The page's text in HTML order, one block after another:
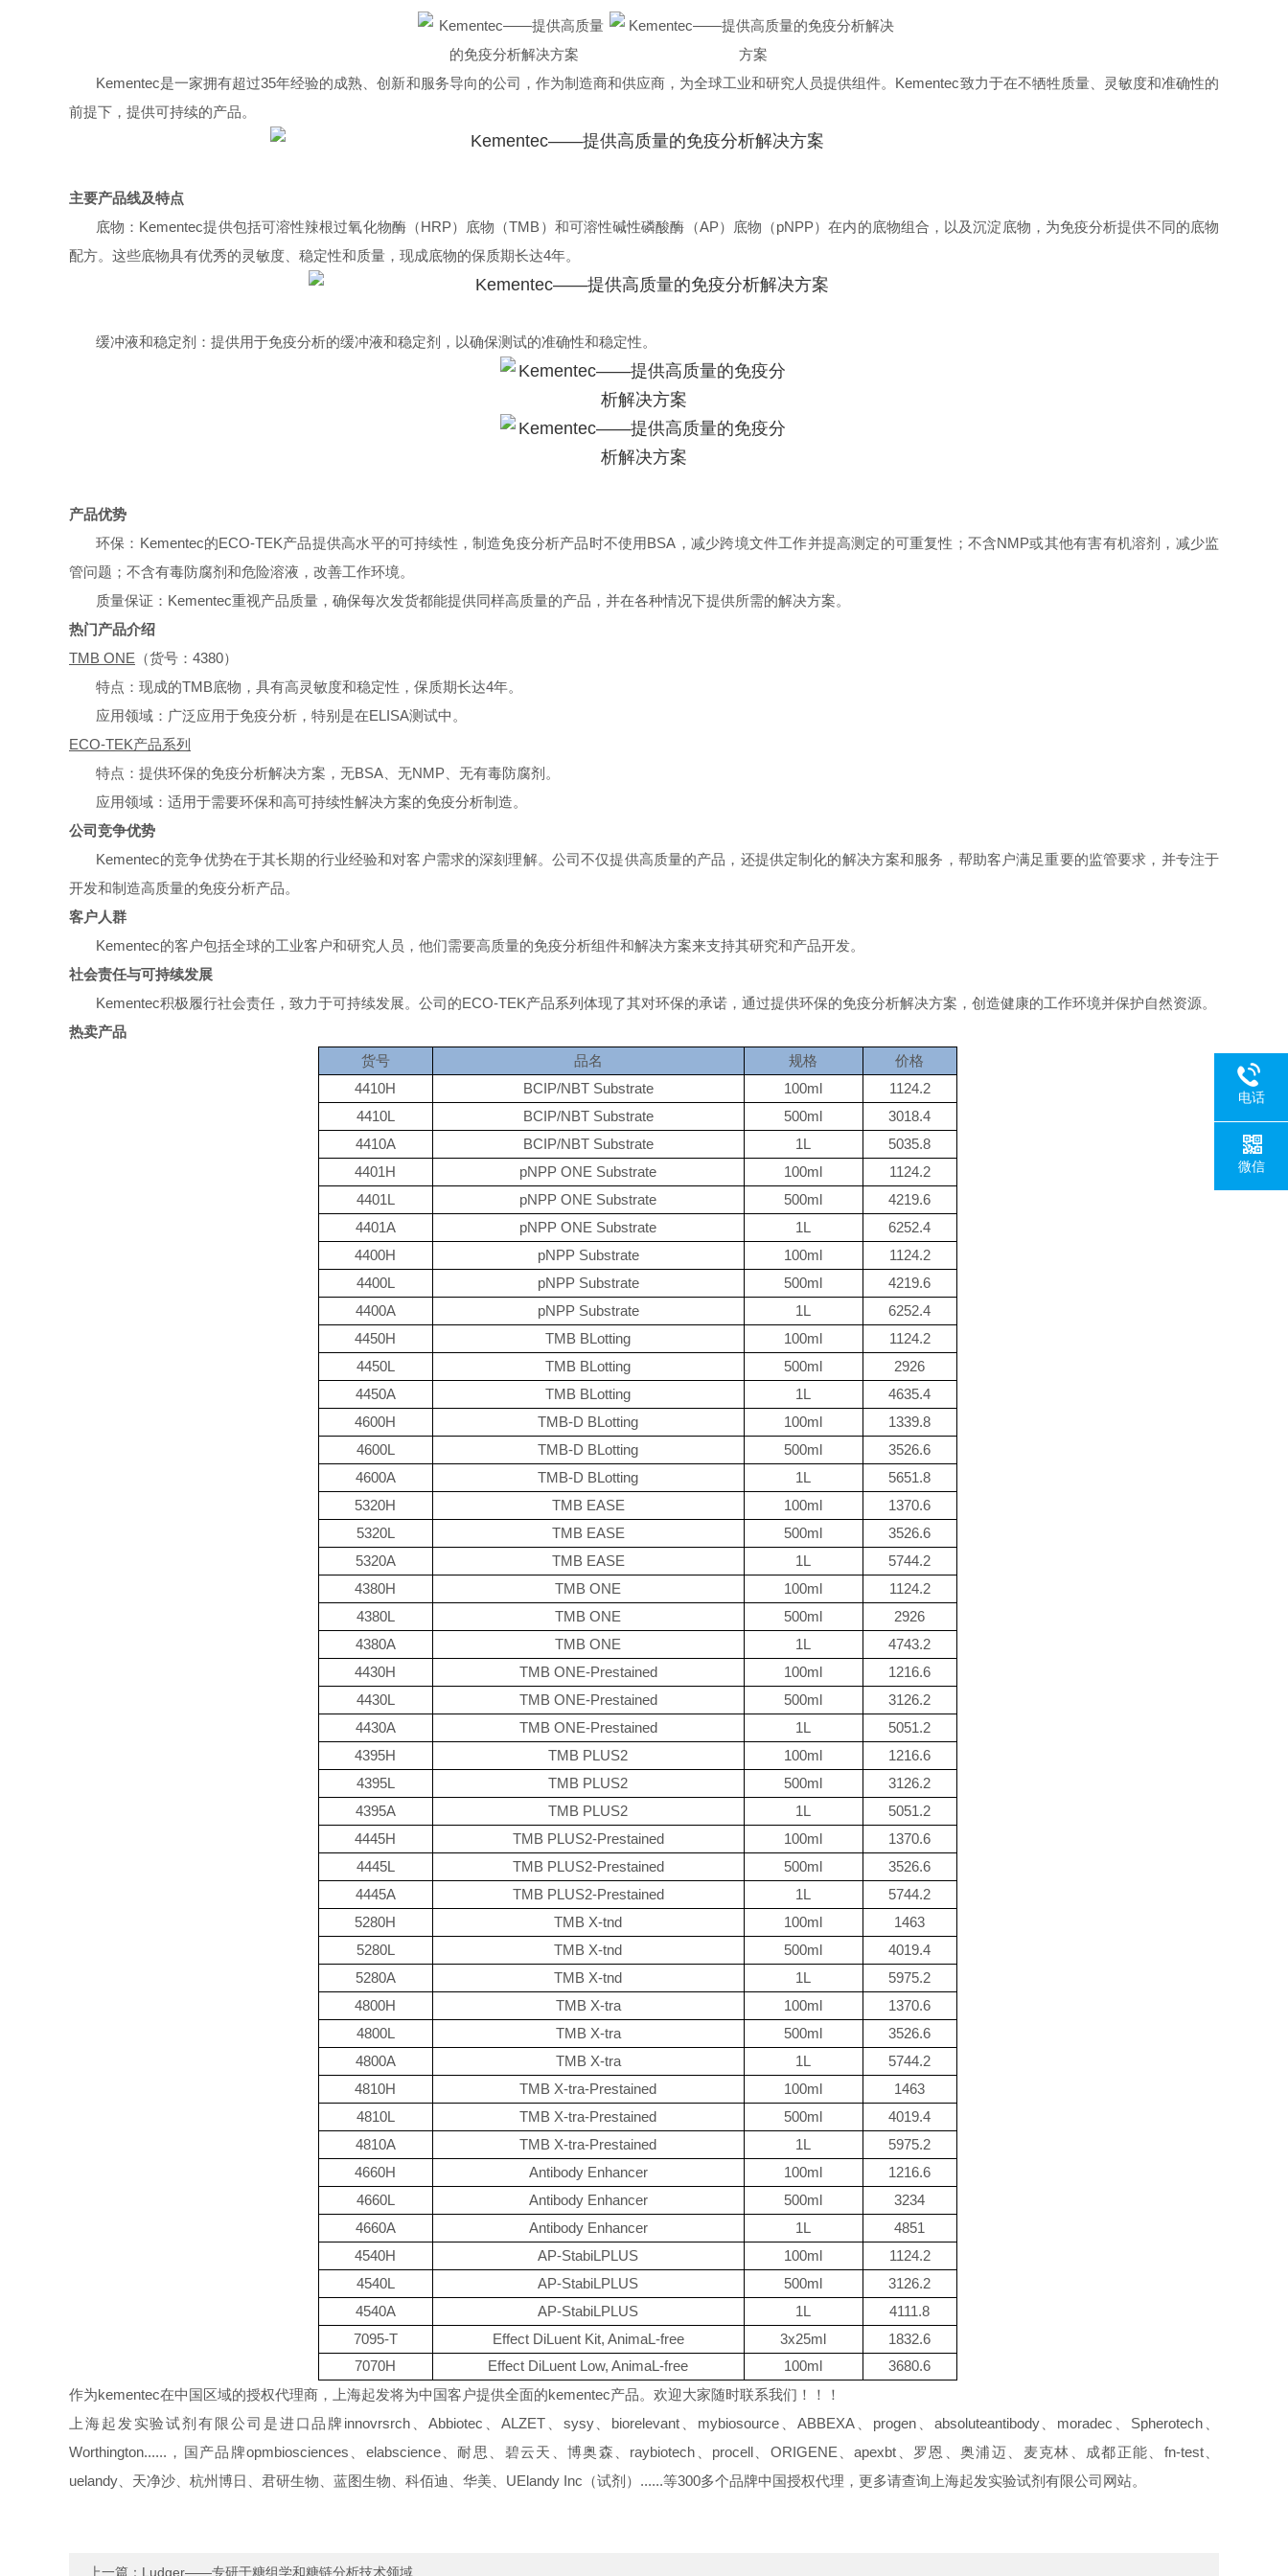
Kementec是一家拥有超过35年经验的成熟、创新和服务导向的公司，作为制造商和供应商，为全球工业和研究人员提供组件。Kementec致力于在不牺牲质量、灵敏度和准确性的
前提下，提供可持续的产品。
主要产品线及特点
底物：Kementec提供包括可溶性辣根过氧化物酶（HRP）底物（TMB）和可溶性碱性磷酸酶（AP）底物（pNPP）在内的底物组合，以及沉淀底物，为免疫分析提供不同的底物
配方。这些底物具有优秀的灵敏度、稳定性和质量，现成底物的保质期长达4年。
缓冲液和稳定剂：提供用于免疫分析的缓冲液和稳定剂，以确保测试的准确性和稳定性。
产品优势
环保：Kementec的ECO-TEK产品提供高水平的可持续性，制造免疫分析产品时不使用BSA，减少跨境文件工作并提高测定的可重复性；不含NMP或其他有害有机溶剂，减少监
管问题；不含有毒防腐剂和危险溶液，改善工作环境。
质量保证：Kementec重视产品质量，确保每次发货都能提供同样高质量的产品，并在各种情况下提供所需的解决方案。
热门产品介绍
TMB ONE （货号：4380）
特点：现成的TMB底物，具有高灵敏度和稳定性，保质期长达4年。
应用领域：广泛应用于免疫分析，特别是在ELISA测试中。
ECO-TEK产品系列
特点：提供环保的免疫分析解决方案，无BSA、无NMP、无有毒防腐剂。
应用领域：适用于需要环保和高可持续性解决方案的免疫分析制造。
公司竞争优势
Kementec的竞争优势在于其长期的行业经验和对客户需求的深刻理解。公司不仅提供高质量的产品，还提供定制化的解决方案和服务，帮助客户满足重要的监管要求，并专注于
开发和制造高质量的免疫分析产品。
客户人群
Kementec的客户包括全球的工业客户和研究人员，他们需要高质量的免疫分析组件和解决方案来支持其研究和产品开发。
社会责任与可持续发展
Kementec积极履行社会责任，致力于可持续发展。公司的ECO-TEK产品系列体现了其对环保的承诺，通过提供环保的免疫分析解决方案，创造健康的工作环境并保护自然资源。
热卖产品
货号
品名 规格
价格
4410H
BCIP/NBT Substrate 100ml
1124.2
4410L
BCIP/NBT Substrate 500ml
3018.4
4410A
BCIP/NBT Substrate 1L
5035.8
4401H
pNPP ONE Substrate 100ml
1124.2
4401L
pNPP ONE Substrate 500ml
4219.6
4401A
pNPP ONE Substrate 1L
6252.4
4400H
pNPP Substrate 100ml
1124.2
4400L
pNPP Substrate 500ml
4219.6
4400A
pNPP Substrate 1L
6252.4
4450H
TMB BLotting 100ml
1124.2
4450L
TMB BLotting 500ml
2926
4450A
TMB BLotting 1L
4635.4
4600H
TMB-D BLotting 100ml
1339.8
4600L
TMB-D BLotting 500ml
3526.6
4600A
TMB-D BLotting 1L
5651.8
5320H
TMB EASE 100ml
1370.6
5320L
TMB EASE 500ml
3526.6
5320A
TMB EASE 1L
5744.2
4380H
TMB ONE 100ml
1124.2
4380L
TMB ONE 500ml
2926
4380A
TMB ONE 1L
4743.2
4430H
TMB ONE-Prestained 100ml
1216.6
4430L
TMB ONE-Prestained 500ml
3126.2
4430A
TMB ONE-Prestained 1L
5051.2
4395H
TMB PLUS2 100ml
1216.6
4395L
TMB PLUS2 500ml
3126.2
4395A
TMB PLUS2 1L
5051.2
4445H
TMB PLUS2-Prestained 100ml
1370.6
4445L
TMB PLUS2-Prestained 500ml
3526.6
4445A
TMB PLUS2-Prestained 1L
5744.2
5280H
TMB X-tnd 100ml
1463
5280L
TMB X-tnd 500ml
4019.4
5280A
TMB X-tnd 1L
5975.2
4800H
TMB X-tra 100ml
1370.6
4800L
TMB X-tra 500ml
3526.6
4800A
TMB X-tra 1L
5744.2
4810H
TMB X-tra-Prestained 100ml
1463
4810L
TMB X-tra-Prestained 500ml
4019.4
4810A
TMB X-tra-Prestained 1L
5975.2
4660H
Antibody Enhancer 100ml
1216.6
4660L
Antibody Enhancer 500ml
3234
4660A
Antibody Enhancer 1L
4851
4540H
AP-StabiLPLUS 100ml
1124.2
4540L
AP-StabiLPLUS 500ml
3126.2
4540A
AP-StabiLPLUS 1L
4111.8
7095-T
Effect DiLuent Kit, AnimaL-free 3x25ml
1832.6
7070H
Effect DiLuent Low, AnimaL-free 100ml
3680.6
作为kementec在中国区域的授权代理商，上海起发将为中国客户提供全面的kementec产品。欢迎大家随时联系我们！！！
上海起发实验试剂有限公司是进口品牌innovrsrch、Abbiotec、ALZET、sysy、biorelevant、mybiosource、ABBEXA、progen、absoluteantibody、moradec、Spherotech、
Worthington......，国产品牌opmbiosciences、elabscience、耐思、碧云天、博奥森、raybiotech、procell、ORIGENE、apexbt、罗恩、奥浦迈、麦克林、成都正能、fn-test、
uelandy、天净沙、杭州博日、君研生物、蓝图生物、科佰迪、华美、UElandy Inc（试剂）......等300多个品牌中国授权代理，更多请查询上海起发实验试剂有限公司网站。
上一篇： Ludger——专研于糖组学和糖链分析技术领域
电话
微信